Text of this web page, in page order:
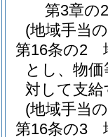
第3章の2
(地域手当
第16条の2
とし、物
対して支
(地域手当
第16条の3